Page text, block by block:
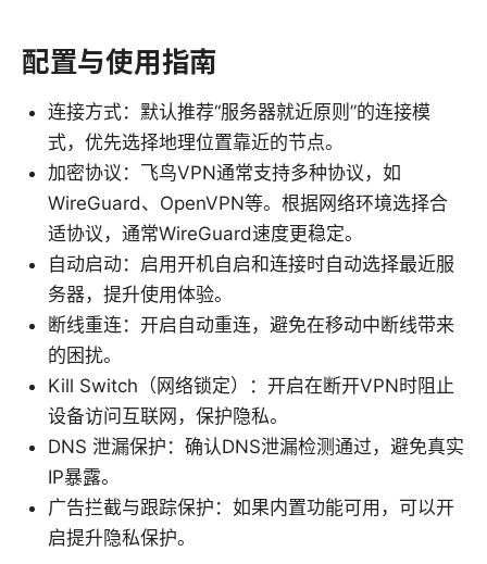
配置与使用指南
连接方式：默认推荐“服务器就近原则”的连接模
式，优先选择地理位置靠近的节点。
加密协议：飞鸟VPN通常支持多种协议，如
WireGuard、OpenVPN等。根据网络环境选择合
适协议，通常WireGuard速度更稳定。
自动启动：启用开机自启和连接时自动选择最近服
务器，提升使用体验。
断线重连：开启自动重连，避免在移动中断线带来
的困扰。
Kill Switch（网络锁定）：开启在断开VPN时阻止
设备访问互联网，保护隐私。
DNS 泄漏保护：确认DNS泄漏检测通过，避免真实
IP暴露。
广告拦截与跟踪保护：如果内置功能可用，可以开
启提升隐私保护。